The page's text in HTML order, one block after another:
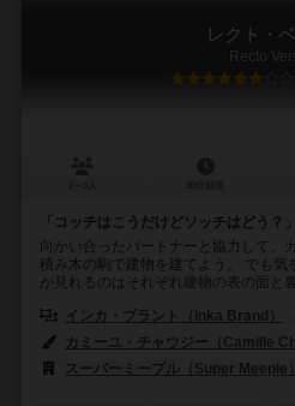
レクト・
Recto
「コッチはこうだけどソッチはどう？
向かい合ったパートナーと協力して、
積み木の駒で建物を建てよう。 でも
が見れるのはそれぞれ建物の表の面と裏
インカ・ブラント（Inka Brand）
カミーユ・チャウジー（Camille
スーパーミープル（Super Meeple）